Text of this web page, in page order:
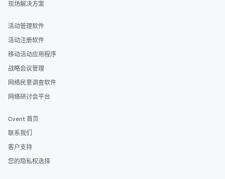
现场解决方案
活动管理软件
活动注册软件
移动活动应用程序
战略会议管理
网络民意调查软件
网络研讨会平台
Cvent 首页
联系我们
客户支持
您的隐私权选择